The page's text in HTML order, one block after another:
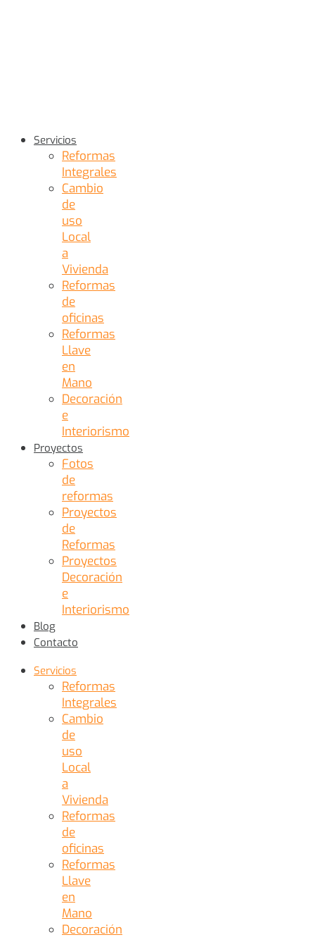
Servicios
Reformas
Integrales
Cambio
de
uso
Local
a
Vivienda
Reformas
de
oficinas
Reformas
Llave
en
Mano
Decoración
e
Interiorismo
Proyectos
Fotos
de
reformas
Proyectos
de
Reformas
Proyectos
Decoración
e
Interiorismo
Blog
Contacto
Servicios
Reformas
Integrales
Cambio
de
uso
Local
a
Vivienda
Reformas
de
oficinas
Reformas
Llave
en
Mano
Decoración